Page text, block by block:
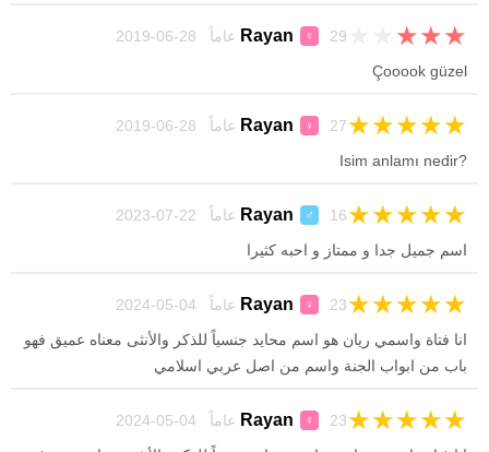
Rayan ♀ 29 عاماً 28-06-2019 ★
★
★
Çooook güzel
Rayan ♀ 27 عاماً 28-06-2019 ★
★
★
★
★
?Isim anlamı nedir
Rayan ♂ 16 عاماً 22-07-2023 ★
★
★
★
★
اسم جميل جدا و ممتاز و احبه كثيرا
Rayan ♀ 23 عاماً 04-05-2024 ★
★
★
★
★
انا فتاة واسمي ريان هو اسم محايد جنسياً للذكر والأنثى معناه عميق فهو
باب من ابواب الجنة واسم من اصل عربي اسلامي
Rayan ♀ 23 عاماً 04-05-2024 ★
★
★
★
★